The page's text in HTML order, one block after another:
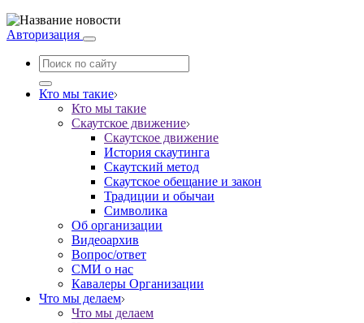
Авторизация
Кто мы такие
Кто мы такие
Скаутское движение
Скаутское движение
История скаутинга
Скаутский метод
Скаутское обещание и закон
Традиции и обычаи
Символика
Об организации
Видеоархив
Вопрос/ответ
СМИ о нас
Кавалеры Организации
Что мы делаем
Что мы делаем